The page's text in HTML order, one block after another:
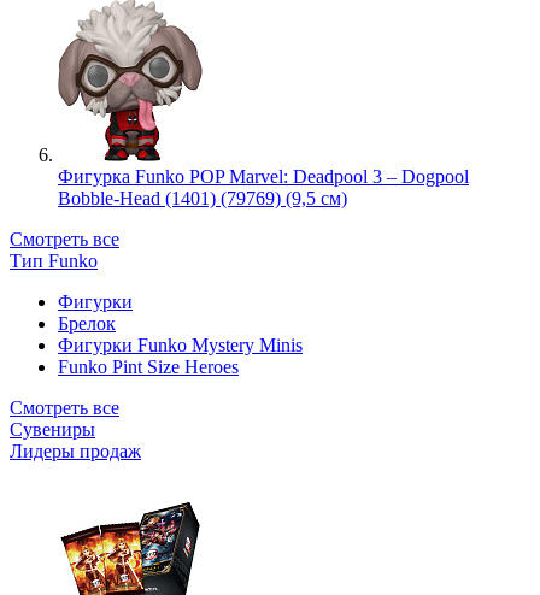
Фигурка Funko POP Marvel: Deadpool 3 – Dogpool
Bobble-Head (1401) (79769) (9,5 см)
Смотреть все
Тип Funko
Фигурки
Брелок
Фигурки Funko Mystery Minis
Funko Pint Size Heroes
Смотреть все
Сувениры
Лидеры продаж